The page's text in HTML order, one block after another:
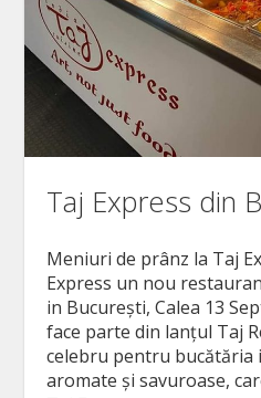
Taj Express din
Meniuri de prânz la Taj
Express un nou
in București, Calea 13
face parte din lanțul Taj
celebru pentru bucătăria
aromate și savuroase,